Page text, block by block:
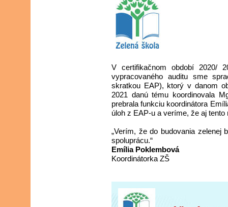
V certifikačnom období 2020/
vypracovaného auditu sme
skratkou EAP), ktorý v danom
2021 danú tému koordinovala
prebrala funkciu koordinátora
úloh z EAP-u a veríme, že aj
„Verím, že do budovania zelenej
spoluprácu.“
Emília Poklembová
Koordinátorka ZŠ